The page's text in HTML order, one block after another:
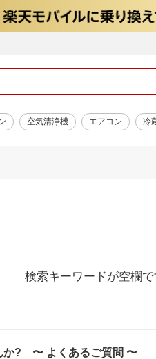
空気清浄機 エアコン 冷
検索キーワードが空欄
か? 〜 よくあるご質問 〜